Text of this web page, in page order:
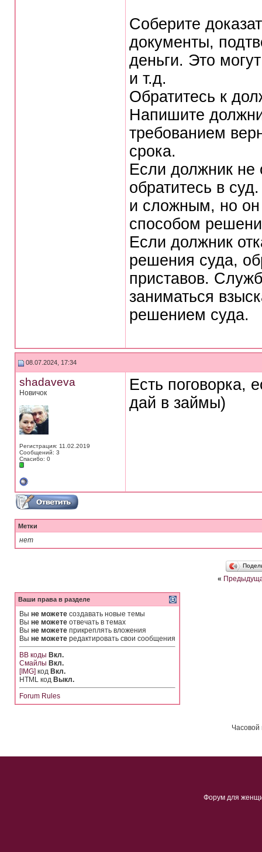
Соберите
документы,
деньги. Это
и т.д.
Обратитесь к
Напишите
требованием
срока.
Если должник не
обратитесь в
и сложным, но он
способом
Если должник
решения суда,
приставов.
заниматься
решением суда.
08.07.2024, 17:34
shadaveva
Новичок
Регистрация: 11.02.2019
Сообщений: 3
Спасибо: 0
Есть поговорка,
дай в займы)
Метки
нет
«
Ваши права в разделе
Вы не можете создавать новые темы
Вы не можете отвечать в темах
Вы не можете прикреплять вложения
Вы не можете редактировать свои сообщения
BB коды Вкл.
Смайлы Вкл.
[IMG] код Вкл.
HTML код Выкл.
Forum Rules
Часовой
Форум для